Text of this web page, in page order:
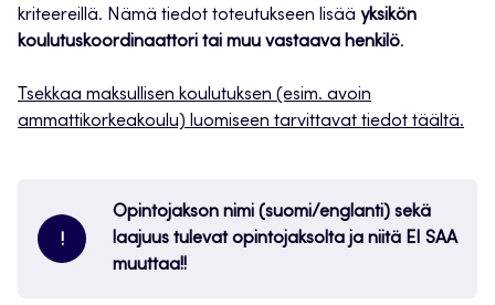
kriteereillä. Nämä tiedot toteutukseen lisää yksikön
koulutuskoordinaattori tai muu vastaava henkilö.
Tsekkaa maksullisen koulutuksen (esim. avoin
ammattikorkeakoulu) luomiseen tarvittavat tiedot täältä.
!
Opintojakson nimi (suomi/englanti) sekä
laajuus tulevat opintojaksolta ja niitä EI SAA
muuttaa!!